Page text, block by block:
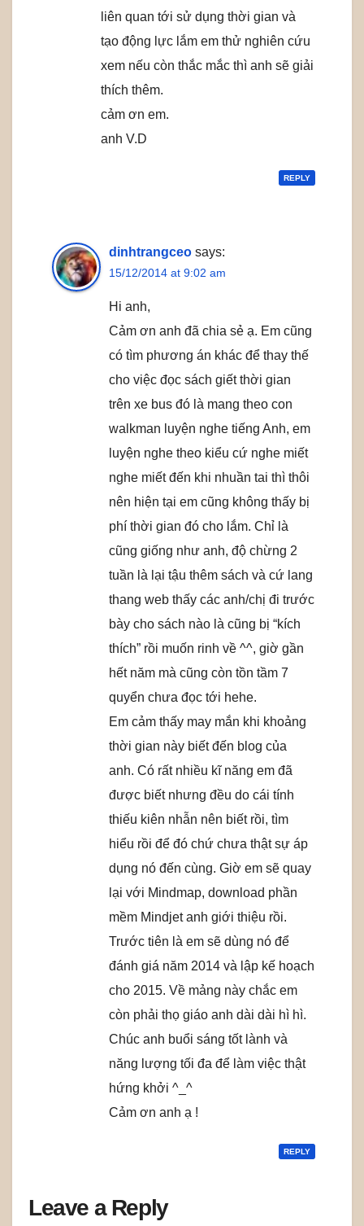
liên quan tới sử dụng thời gian và
tạo động lực lắm em thử nghiên cứu
xem nếu còn thắc mắc thì anh sẽ giải
thích thêm.
cảm ơn em.
anh V.D
REPLY
dinhtrangceo says:
15/12/2014 at 9:02 am
Hi anh,
Cảm ơn anh đã chia sẻ ạ. Em cũng
có tìm phương án khác để thay thế
cho việc đọc sách giết thời gian
trên xe bus đó là mang theo con
walkman luyện nghe tiếng Anh, em
luyện nghe theo kiểu cứ nghe miết
nghe miết đến khi nhuần tai thì thôi
nên hiện tại em cũng không thấy bị
phí thời gian đó cho lắm. Chỉ là
cũng giống như anh, độ chừng 2
tuần là lại tậu thêm sách và cứ lang
thang web thấy các anh/chị đi trước
bày cho sách nào là cũng bị “kích
thích” rồi muốn rinh về ^^, giờ gần
hết năm mà cũng còn tồn tầm 7
quyển chưa đọc tới hehe.
Em cảm thấy may mắn khi khoảng
thời gian này biết đến blog của
anh. Có rất nhiều kĩ năng em đã
được biết nhưng đều do cái tính
thiếu kiên nhẫn nên biết rồi, tìm
hiểu rồi để đó chứ chưa thật sự áp
dụng nó đến cùng. Giờ em sẽ quay
lại với Mindmap, download phần
mềm Mindjet anh giới thiệu rồi.
Trước tiên là em sẽ dùng nó để
đánh giá năm 2014 và lập kế hoạch
cho 2015. Về mảng này chắc em
còn phải thọ giáo anh dài dài hì hì.
Chúc anh buổi sáng tốt lành và
năng lượng tối đa để làm việc thật
hứng khởi ^_^
Cảm ơn anh ạ !
REPLY
Leave a Reply